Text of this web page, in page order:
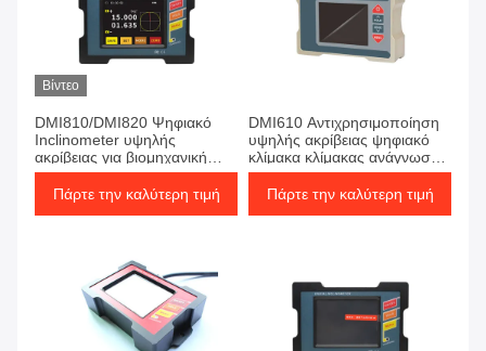
Βίντεο
DMI810/DMI820 Ψηφιακό
Inclinometer υψηλής
ακρίβειας για βιομηχανική
μέτρηση γωνίας.
Πάρτε την καλύτερη τιμή
DMI610 Αντιχρησιμοποίηση
υψηλής ακρίβειας ψηφιακό
κλίμακα κλίμακας ανάγνωσης
γωνίας
Πάρτε την καλύτερη τιμή